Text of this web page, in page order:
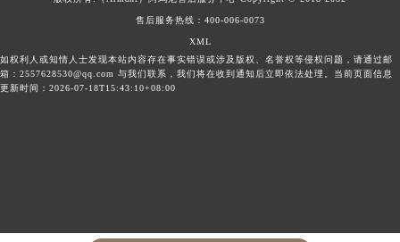
售后服务热线： 400-006-0073
XML
如权利人或知情人士发现本站内容存在事实错误或涉及版权、名誉权等侵权问题，请通过邮
箱：2557628530@qq.com 与我们联系，我们将在收到通知后立即依法处理。当前页面信息
更新时间：2026-07-18T15:43:10+08:00